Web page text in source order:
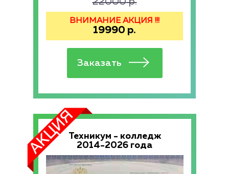
ВНИМАНИЕ АКЦИЯ !!!
19990 р.
Техникум - колледж
2014-2026 года